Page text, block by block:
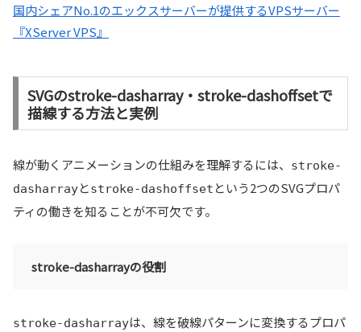
国内シェアNo.1のエックスサーバーが提供するVPSサーバー
『XServer VPS』
SVGのstroke-dasharray・stroke-dashoffsetで
描線する方法と実例
線が動くアニメーションの仕組みを理解するには、
stroke-
dasharrayとstroke-dashoffset という2つのSVGプロパ
ティの働きを知ることが不可欠です。
stroke-dasharrayの役割
stroke-dasharrayは、線を破線パターンに変換するプロパ